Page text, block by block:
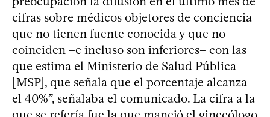
cifras sobre médicos objetores de conciencia
que no tienen fuente conocida y que no
coinciden –e incluso son inferiores– con las
que estima el Ministerio de Salud Pública
[MSP], que señala que el porcentaje alcanza
el 40%”, señalaba el comunicado. La cifra a la